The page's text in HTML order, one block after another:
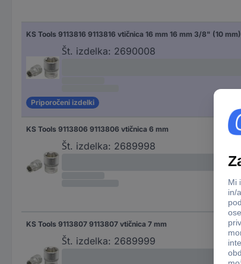
KS Tools 9113816 9113816 vtičnica 16 mm 16 mm 3/8" (10 mm)
Št. izdelka: 2690008
Priporočeni izdelki
KS Tools 9113806 9113806 vtičnica 6 mm
Št. izdelka: 2689998
KS Tools 9113807 9113807 vtičnica 7 mm
Št. izdelka: 2689999